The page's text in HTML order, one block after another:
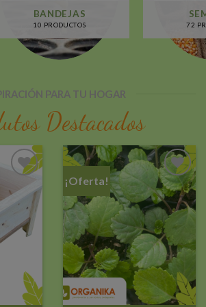
PARA TU HOGAR
Destacados
Añadir
a la
lista de
¡Oferta!
Añadir
a la
lista de
deseos